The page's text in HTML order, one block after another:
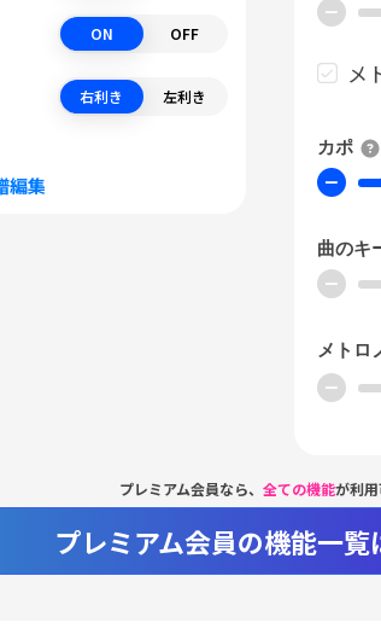
ON OFF
右利き 左利き
編集
ー
メ
カポ
ー
曲のキ
ー
メトロ
ー
プレミアム会員なら、 全ての機能が利用
プレミアム会員の機能一覧